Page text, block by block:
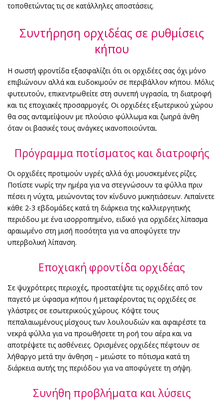
τοποθετώντας τις σε κατάλληλες αποστάσεις.
Συντήρηση ορχιδέας σε ρυθμίσεις
κήπου
Η σωστή φροντίδα εξασφαλίζει ότι οι ορχιδέες σας όχι μόνο
επιβιώνουν αλλά και ευδοκιμούν σε περιβάλλον κήπου. Μόλις
φυτευτούν, επικεντρωθείτε στη συνεπή υγρασία, τη διατροφή
και τις εποχιακές προσαρμογές. Οι ορχιδέες εξωτερικού χώρου
θα σας ανταμείψουν με πλούσιο φύλλωμα και ζωηρά άνθη
όταν οι βασικές τους ανάγκες ικανοποιούνται.
Πρόγραμμα ποτίσματος και διατροφής
Οι ορχιδέες προτιμούν υγρές αλλά όχι μουσκεμένες ρίζες.
Ποτίστε νωρίς την ημέρα για να στεγνώσουν τα φύλλα πριν
πέσει η νύχτα, μειώνοντας τον κίνδυνο μυκητιάσεων. Λιπαίνετε
κάθε 2-3 εβδομάδες κατά τη διάρκεια της καλλιεργητικής
περιόδου με ένα ισορροπημένο, ειδικό για ορχιδέες λίπασμα
αραιωμένο στη μισή ποσότητα για να αποφύγετε την
υπερβολική λίπανση.
Εποχιακή φροντίδα ορχιδέας
Σε ψυχρότερες περιοχές, προστατέψτε τις ορχιδέες από τον
παγετό με ύφασμα κήπου ή μεταφέροντας τις ορχιδέες σε
γλάστρες σε εσωτερικούς χώρους. Κόψτε τους
πεπαλαιωμένους μίσχους των λουλουδιών και αφαιρέστε τα
νεκρά φύλλα για να προωθήσετε τη ροή του αέρα και να
αποτρέψετε τις ασθένειες. Ορισμένες ορχιδέες πέφτουν σε
λήθαργο μετά την άνθηση – μειώστε το πότισμα κατά τη
διάρκεια αυτής της περιόδου για να αποφύγετε τη σήψη.
Συνήθη προβλήματα και λύσεις